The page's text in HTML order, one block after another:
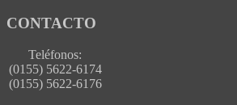
CONTACTO
Teléfonos:
(0155) 5622-6174
(0155) 5622-6176